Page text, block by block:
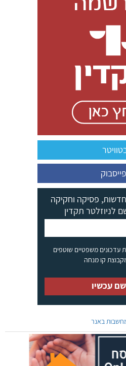
פסיקה וחקיקה
לניוזלטר תקדין
עדכונים משפטיים שוטפים
קו מנחה
עכשיו